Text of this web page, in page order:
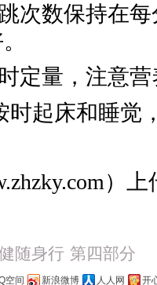
次数保持在
定量，注意
时起床和睡觉
）上
随身行 第四部分
空间 新浪微博 人人网 开